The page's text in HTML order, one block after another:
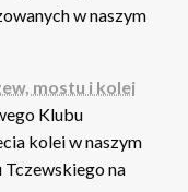
w naszym
mostu i kolei
Klubu
kolei w naszym
na